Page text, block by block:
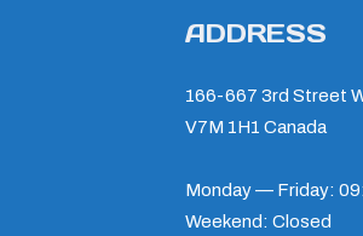
ADDRESS
166-667 3rd Street
V7M 1H1 Canada
Monday — Friday:
Weekend: Closed